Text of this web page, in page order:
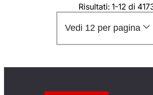
Risultati: 1-12 di
Vedi 12 per pagina